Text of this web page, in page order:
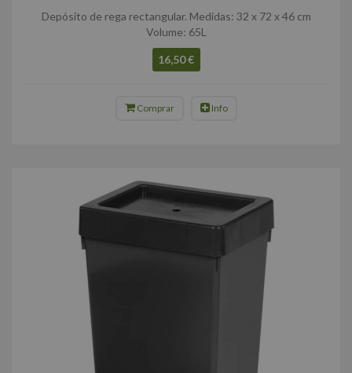
Depósito de rega rectangular. Medidas: 32 x 72 x 46 cm
Volume: 65L
16,50 €
Comprar Info